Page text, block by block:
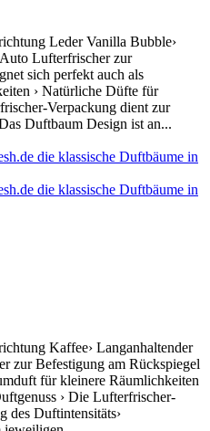
Leder Vanilla Bubble›
Lufterfrischer zur
sich perfekt auch als
› Natürliche Düfte für
Verpackung dient zur
Duftbaum Design ist an...
Kaffee› Langanhaltender
zur Befestigung am Rückspiegel
für kleinere Räumlichkeiten
› Die Lufterfrischer-
des Duftintensitäts›